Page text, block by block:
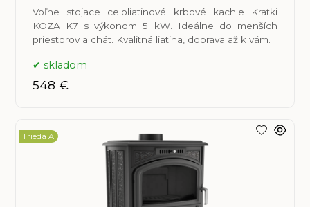
Voľne stojace celoliatinové krbové kachle Kratki
KOZA K7 s výkonom 5 kW. Ideálne do menších
priestorov a chát. Kvalitná liatina, doprava až k vám.
skladom
548 €
Trieda A